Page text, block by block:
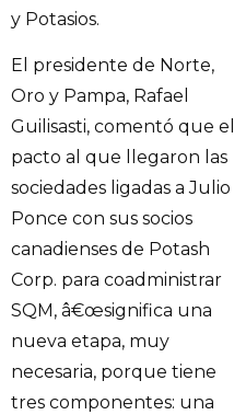
y Potasios.
El presidente de Norte,
Oro y Pampa, Rafael
Guilisasti, comentó que el
pacto al que llegaron las
sociedades ligadas a Julio
Ponce con sus socios
canadienses de Potash
Corp. para coadministrar
SQM, â€œsignifica una
nueva etapa, muy
necesaria, porque tiene
tres componentes: una